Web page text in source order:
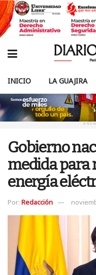
INICIO LA GUAJIRA
Gobierno
medida para
energía
Por: Redacción